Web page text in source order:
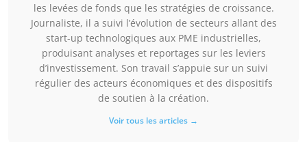
les levées de fonds que les stratégies de croissance.
Journaliste, il a suivi l’évolution de secteurs allant des
start-up technologiques aux PME industrielles,
produisant analyses et reportages sur les leviers
d’investissement. Son travail s’appuie sur un suivi
régulier des acteurs économiques et des dispositifs
de soutien à la création.
Voir tous les articles →